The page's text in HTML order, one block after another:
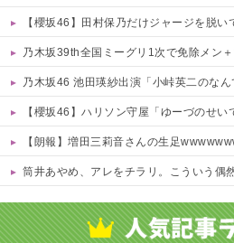
【櫻坂46】田村保乃だけジャージを脱い
乃木坂39th全国ミーグリ1次で免除メン＋池田・一ノ
乃木坂46 池田瑛紗出演「小峠英二のなんて美だ！」テーマ
【櫻坂46】ハリソン守屋「ゆーづのせい
【朗報】増田三莉音さんの生足
筒井あやめ、アレをチラリ。こういう偶